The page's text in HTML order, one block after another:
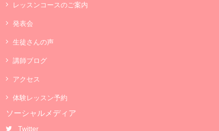
レッスンコースのご案内
発表会
生徒さんの声
講師ブログ
アクセス
体験レッスン予約
ソーシャルメディア
Twitter